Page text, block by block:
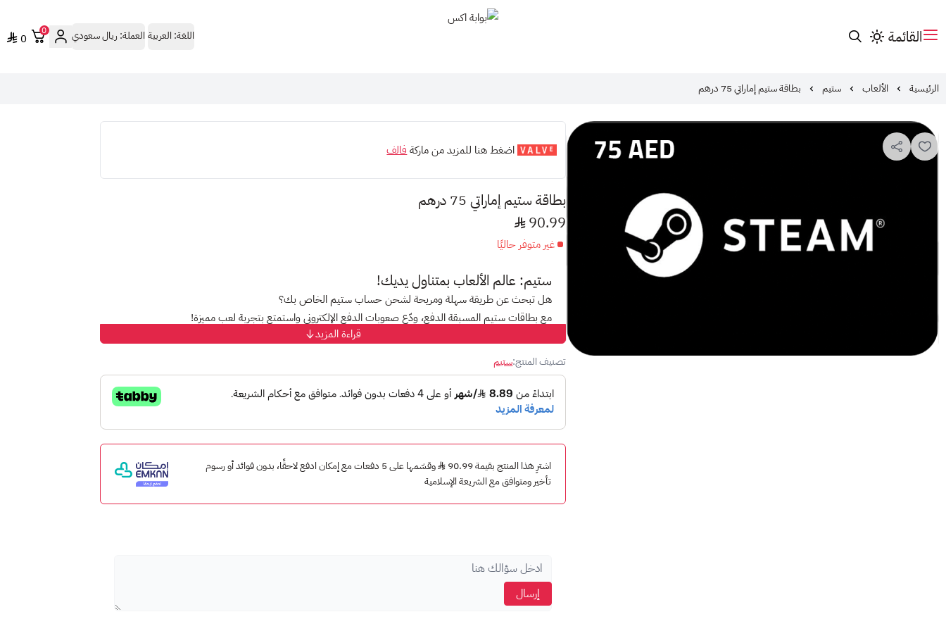
القائمة اللغة: العربية العملة:ريال سعودي 0
0
الرئيسية الألعاب ستيم بطاقة ستيم إماراتي 75 درهم
اضغط هنا للمزيد من ماركة فالف
بطاقة ستيم إماراتي 75 درهم
90.99
غير متوفر حاليًا
ستيم: عالم الألعاب بمتناول يديك!
هل تبحث عن طريقة سهلة ومريحة لشحن حساب ستيم الخاص بك؟
مع بطاقات ستيم المسبقة الدفع، ودّع صعوبات الدفع الإلكتروني واستمتع بتجربة لعب مميزة!
ما هي بطاقات ستيم؟
هي بطاقاتمُقَدّمة الدفعتتيح لك إضافة رصيد إلى محفظتك على منصة ستيم، ببساطة وسرعة.
ما هي فوائد استخدام بطاقات ستيم؟
سهولة الشحن:اشحن رصيدكدون الحاجةإلى بطاقات ائتمانية أو حسابات بنكية.
مرونة الدفع:اخترالقيمةالتي تناسب احتياجاتك من بين مجموعة متنوعة من الخيارات.
هدايا مثالية:تُعدّ بطاقات ستيمهدايا مثاليةلعشاق الألعاب من جميع الأعمار.
تحكم أفضل:تتحكمبمقدار الأموال التي تنفقها على الألعاب،
إمكانية الوصول الفوري:استمتع برصيدكفورًابعد الشحن، وابدأ بلعب ألعابك المفضلة.
انتقل إلى صفحة استرداد رمز Steam Wallet.
أدخل رمز Steam Wallet الموجود على البطاقة.
انقر على "متابعة".
قراءة المزيد
تصنيف المنتج:ستيم
اشترِ هذا المنتج بقيمة 90.99
وقسّمها على 5 دفعات مع إمكان ادفع لاحقًا، بدون فوائد أو رسوم
تأخير ومتوافق مع الشريعة الإسلامية
إرسال